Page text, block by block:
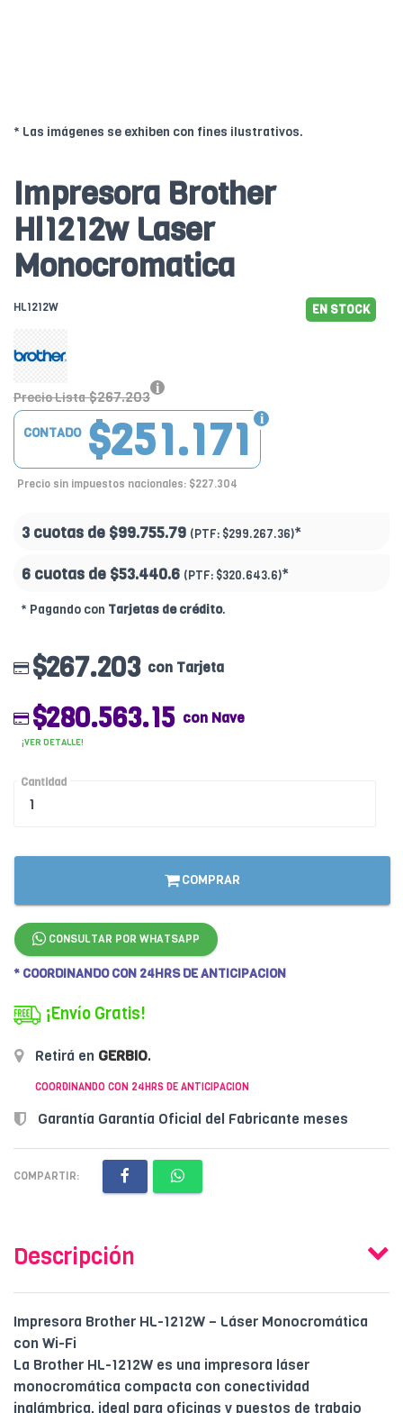
* Las imágenes se exhiben con fines ilustrativos.
Impresora Brother
Hl1212w Laser
Monocromatica
HL1212W EN STOCK
Precio Lista $267.203
$251.171
CONTADO
Precio sin impuestos nacionales: $227.304
3 cuotas de $99.755.79 (PTF: $299.267.36)*
6 cuotas de $53.440.6 (PTF: $320.643.6)*
* Pagando con Tarjetas de crédito.
$267.203 con Tarjeta
$280.563.15 con Nave
¡VER DETALLE!
Cantidad
COMPRAR
CONSULTAR POR WHATSAPP
* COORDINANDO CON 24HRS DE ANTICIPACION
¡Envío Gratis!
Retirá en GERBIO.
COORDINANDO CON 24HRS DE ANTICIPACION
Garantía Garantía Oficial del Fabricante meses
COMPARTIR:
Descripción
Impresora Brother HL-1212W – Láser Monocromática
con Wi-Fi
La Brother HL-1212W es una impresora láser
monocromática compacta con conectividad
inalámbrica, ideal para oficinas y puestos de trabajo